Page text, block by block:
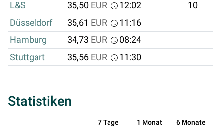
L&S
35,50 EUR 12:02
10
Düsseldorf
35,61 EUR
11:16
Hamburg
34,73 EUR
08:24
Stuttgart
35,56 EUR 11:30
Statistiken
7 Tage 1 Monat 6 Monate